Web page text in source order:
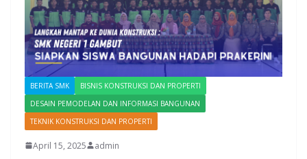
BERITA SMK
BISNIS KONSTRUKSI DAN PROPERTI
DESAIN PEMODELAN DAN INFORMASI BANGUNAN
TEKNIK KONSTRUKSI DAN PROPERTI
April 15, 2025 admin